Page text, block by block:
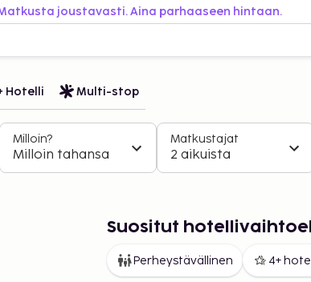
joustavasti. Aina parhaaseen hintaan.
Hotelli Multi-stop
Milloin?
Milloin tahansa
Matkustajat
2 aikuista
Suositut
Perheystävällinen 4+